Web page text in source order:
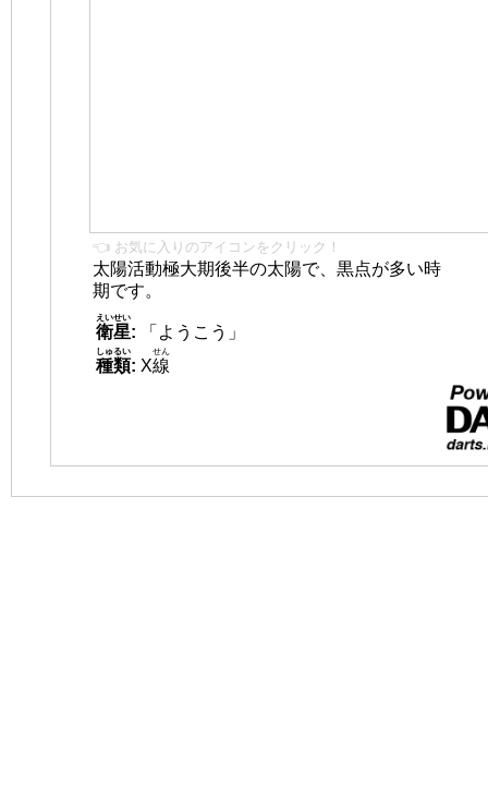
👈 お気に入りのアイコンをクリック！
太陽活動極大期後半の太陽で、黒点が多い時
期です。
衛星
えいせい
:
「ようこう」
種類
しゅるい
: X線
せん